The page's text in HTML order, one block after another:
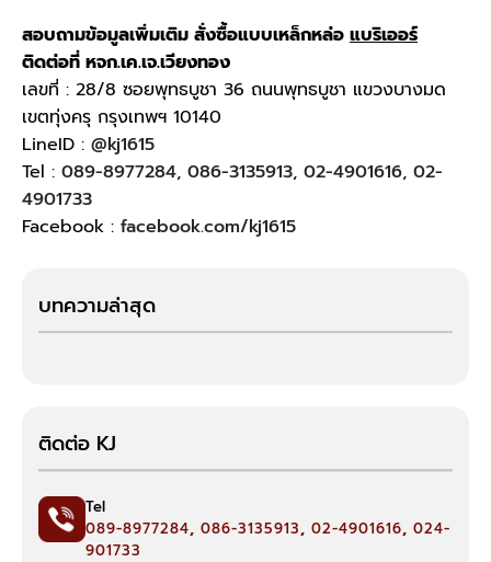
สอบถามข้อมูลเพิ่มเติม สั่งซื้อแบบเหล็กหล่อ แบริเออร์
ติดต่อที่ หจก.เค.เจ.เวียงทอง
เลขที่ : 28/8 ซอยพุทธบูชา 36 ถนนพุทธบูชา แขวงบางมด
เขตทุ่งครุ กรุงเทพฯ 10140
LineID : @kj1615
Tel : 089-8977284, 086-3135913, 02-4901616, 02-
4901733
Facebook : facebook.com/kj1615
บทความล่าสุด
ติดต่อ KJ
Tel
089-8977284, 086-3135913, 02-4901616, 024-
901733